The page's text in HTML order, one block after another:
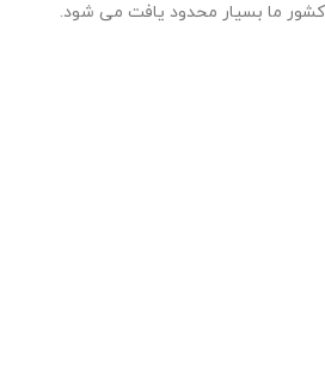
کشور ما بسیار محدود یافت می شود.